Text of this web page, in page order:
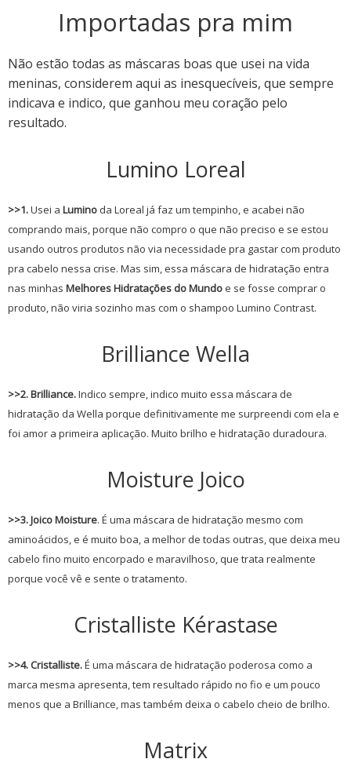
Importadas pra mim
Não estão todas as máscaras boas que usei na vida
meninas, considerem aqui as inesquecíveis, que sempre
indicava e indico, que ganhou meu coração pelo
resultado.
Lumino Loreal
>>1.Usei a Lumino da Loreal já faz um tempinho, e acabei não
comprando mais, porque não compro o que não preciso e se estou
usando outros produtos não via necessidade pra gastar com produto
pra cabelo nessa crise. Mas sim, essa máscara de hidratação entra
nas minhas Melhores Hidratações do Mundo e se fosse comprar o
produto, não viria sozinho mas com o shampoo Lumino Contrast.
Brilliance Wella
>>2. Brilliance.Indico sempre, indico muito essa máscara de
hidratação da Wella porque definitivamente me surpreendi com ela e
foi amor a primeira aplicação. Muito brilho e hidratação duradoura.
Moisture Joico
>>3. Joico Moisture. É uma máscara de hidratação mesmo com
aminoácidos, e é muito boa, a melhor de todas outras, que deixa meu
cabelo fino muito encorpado e maravilhoso, que trata realmente
porque você vê e sente o tratamento.
Cristalliste Kérastase
>>4. Cristalliste.É uma máscara de hidratação poderosa como a
marca mesma apresenta, tem resultado rápido no fio e um pouco
menos que a Brilliance, mas também deixa o cabelo cheio de brilho.
Matrix